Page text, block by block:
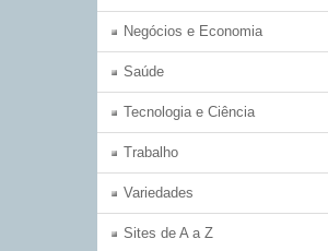
Negócios e Economia
Saúde
Tecnologia e Ciência
Trabalho
Variedades
Sites de A a Z